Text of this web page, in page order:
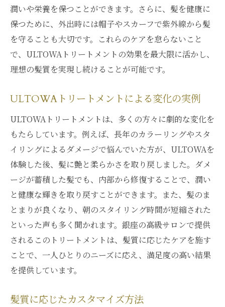
潤いや栄養を保つことができます。さらに、髪を健康に
保つために、外出時には帽子やスカーフで紫外線から髪
を守ることも大切です。これらのケアを怠らないこと
で、ULTOWAトリートメントの効果を最大限に活かし、
理想の髪質を実現し続けることが可能です。
ULTOWAトリートメントによる変化の実例
ULTOWAトリートメントは、多くの方々に劇的な変化を
もたらしています。例えば、長年のカラーリングやスタ
イリングによるダメージで悩んでいた方が、ULTOWAを
体験した後、髪に艶と柔らかさを取り戻しました。ダメ
ージが蓄積した髪でも、内部から修復することで、潤い
と健康な輝きを取り戻すことができます。また、髪のま
とまりが良くなり、朝のスタイリング時間が短縮された
といった声も多く聞かれます。銀座の高級サロンで提供
されるこのトリートメントは、髪質に応じたケアを施す
ことで、一人ひとりのニーズに応え、満足度の高い結果
を提供しています。
髪質に応じたカスタマイズ方法